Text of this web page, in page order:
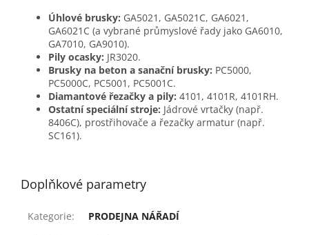
Úhlové brusky: GA5021, GA5021C, GA6021,
GA6021C (a vybrané průmyslové řady jako GA6010,
GA7010, GA9010).
Pily ocasky: JR3020.
Brusky na beton a sanační brusky: PC5000,
PC5000C, PC5001, PC5001C.
Diamantové řezačky a pily: 4101, 4101R, 4101RH.
Ostatní speciální stroje: Jádrové vrtačky (např.
8406C), prostřihovače a řezačky armatur (např.
SC161).
Doplňkové parametry
Kategorie:
PRODEJNA NÁŘADÍ